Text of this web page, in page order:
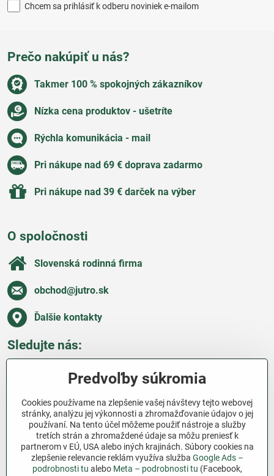
Chcem sa prihlásiť k odberu noviniek e-mailom
Prečo nakúpiť u nás?
Takmer 100 % spokojných zákazníkov
Nízka cena produktov - ušetríte
Rýchla komunikácia - mail
Pri nákupe nad 69 € doprava zadarmo
Pri nákupe nad 39 € darček na výber
O spoločnosti
Slovenská rodinná firma
obchod​@jutro​.sk
Ďalšie kontakty
Sledujte nás:
Všetko o nákupe
Ďakujeme za podporu
Sme slovenský e-shop bez dotácií​. Fungujeme len
vďaka vám – ľuďom, ktorí veria v poctivú prácu a
Predvoľby súkromia
Cookies používame na zlepšenie vašej návštevy tejto webovej
stránky, analýzu jej výkonnosti a zhromažďovanie údajov o jej
používaní. Na tento účel môžeme použiť nástroje a služby
tretích strán a zhromaždené údaje sa môžu preniesť k
partnerom v EÚ, USA alebo iných krajinách. Súbory cookies na
zlepšenie relevancie reklám využíva služba Google Ads –
podrobnosti tu alebo Meta – podrobnosti tu (Facebook,